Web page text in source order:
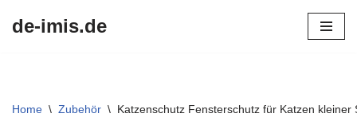
de-imis.de
Home \ Zubehör \ Katzenschutz Fensterschutz für Katzen